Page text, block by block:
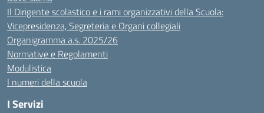
Il Dirigente scolastico e i rami organizzativi della Scuola:
Vicepresidenza, Segreteria e Organi collegiali
Organigramma a.s. 2025/26
Normative e Regolamenti
Modulistica
I numeri della scuola
I Servizi